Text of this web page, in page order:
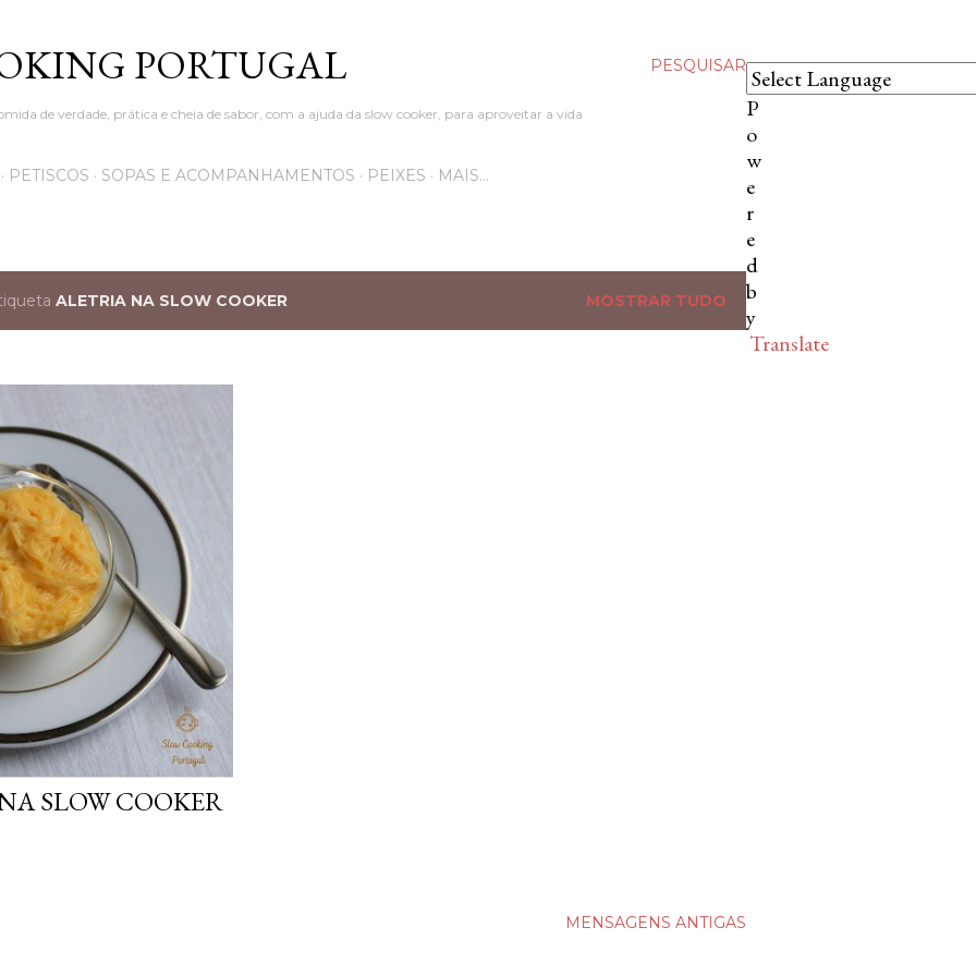
PESQUISAR
P
o
w
e
r
e
d
b
y
Translate
PORTUGAL
de verdade, prática e cheia de sabor, com a ajuda da slow cooker, para aproveitar a vida
PETISCOS SOPAS E ACOMPANHAMENTOS PEIXES MAIS…
ALETRIA NA SLOW COOKER MOSTRAR TUDO
SLOW COOKER
MENSAGENS ANTIGAS